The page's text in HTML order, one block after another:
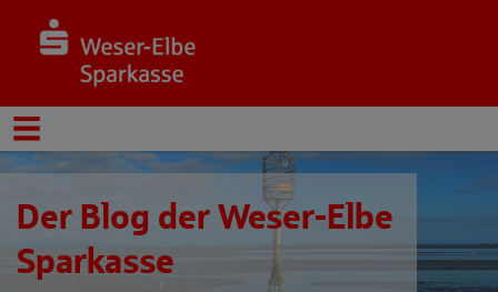
Der Blog der Weser-Elbe
Sparkasse